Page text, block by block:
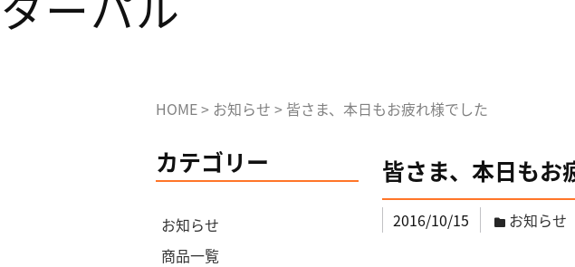
HOME> お知らせ > 皆さま、本日もお疲れ様でした
皆さま、本日もお
2016/10/15 お知らせ
カテゴリー
お知らせ
商品一覧